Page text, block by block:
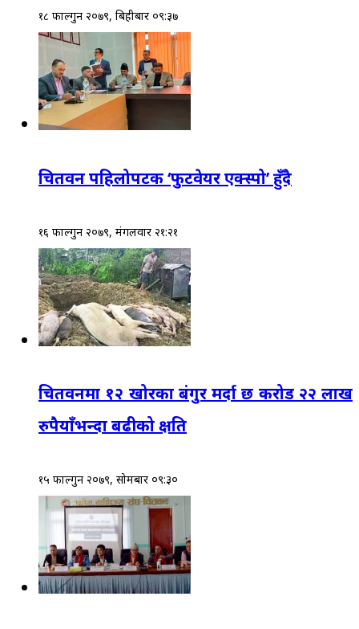
१८ फाल्गुन २०७९, बिहीबार ०९:३७
चितवन पहिलोपटक ‘फुटवेयर एक्स्पो’ हुँदै
१६ फाल्गुन २०७९, मंगलवार २१:२१
चितवनमा १२ खोरका बंगुर मर्दा छ करोड २२ लाख
रुपैयाँभन्दा बढीको क्षति
१५ फाल्गुन २०७९, सोमबार ०९:३०